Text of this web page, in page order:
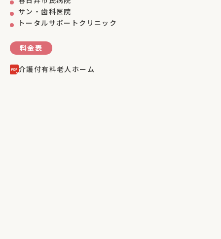
サン・歯科医院
トータルサポートクリニック
料金表
介護付有料老人ホーム